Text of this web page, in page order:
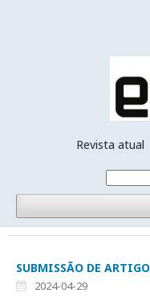
Revista atual
SUBMISSÃO DE
2024-04-29